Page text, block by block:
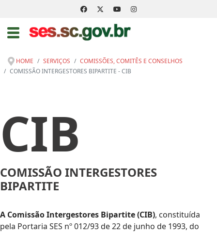
HOME SERVIÇOS
COMISSÕES, COMITÊS E CONSELHOS
COMISSÃO INTERGESTORES BIPARTITE - CIB
CIB
COMISSÃO INTERGESTORES
BIPARTITE
A Comissão Intergestores Bipartite (CIB), constituída
pela Portaria SES nº 012/93 de 22 de junho de 1993, do